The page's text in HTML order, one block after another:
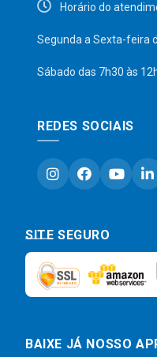
Horário do
Segunda a Sexta-feira
Sábado das 7h30 às
REDES SOCIAIS
SITE SEGURO
BAIXE JÁ NOSSO